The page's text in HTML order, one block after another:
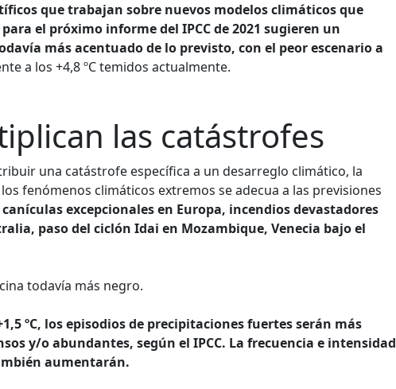
que trabajan sobre nuevos modelos climáticos que
el próximo informe del IPCC de 2021 sugieren un
más acentuado de lo previsto, con el peor escenario a
a los +4,8 ºC temidos actualmente.
las catástrofes
una catástrofe específica a un desarreglo climático, la
fenómenos climáticos extremos se adecua a las previsiones
canículas excepcionales en Europa, incendios devastadores
paso del ciclón Idai en Mozambique, Venecia bajo el
todavía más negro.
ºC, los episodios de precipitaciones fuertes serán más
y/o abundantes, según el IPCC. La frecuencia e intensidad
aumentarán.